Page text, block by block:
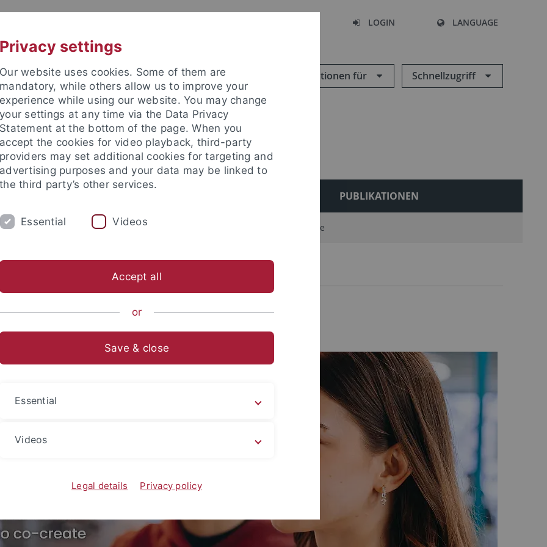
LOGIN LANGUAGE
Informationen für Schnellzugriff
Education
PUBLIKATIONEN
Wissenschaftlicher Beirat Beteiligte Institutionen Recap und Berichte
Tübingen Center for Digital Education
(TüCeDE)
Privacy settings
Our website uses cookies. Some of them are
mandatory, while others allow us to improve your
experience while using our website. You may change
your settings at any time via the Data Privacy
Statement at the bottom of the page. When you
accept the cookies for video playback, third-party
providers may set additional cookies for targeting and
advertising purposes and your data may be linked to
the third party’s other services.
Essential Videos
Accept all
or
Save & close
Essential
Videos
Legal details Privacy policy